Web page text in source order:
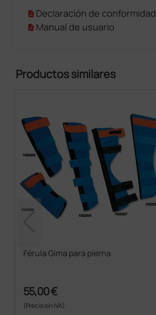
Declaración de conformidad
Manual de usuario
Productos similares
Férula Gima para pierna
55,00 €
(Precio sin IVA)